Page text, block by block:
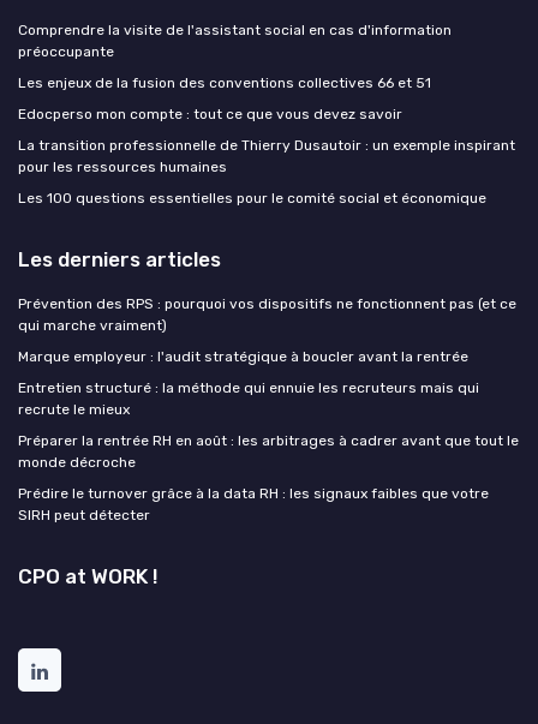
Comprendre la visite de l'assistant social en cas d'information
préoccupante
Les enjeux de la fusion des conventions collectives 66 et 51
Edocperso mon compte : tout ce que vous devez savoir
La transition professionnelle de Thierry Dusautoir : un exemple inspirant
pour les ressources humaines
Les 100 questions essentielles pour le comité social et économique
Les derniers articles
Prévention des RPS : pourquoi vos dispositifs ne fonctionnent pas (et ce
qui marche vraiment)
Marque employeur : l'audit stratégique à boucler avant la rentrée
Entretien structuré : la méthode qui ennuie les recruteurs mais qui
recrute le mieux
Préparer la rentrée RH en août : les arbitrages à cadrer avant que tout le
monde décroche
Prédire le turnover grâce à la data RH : les signaux faibles que votre
SIRH peut détecter
CPO at WORK !